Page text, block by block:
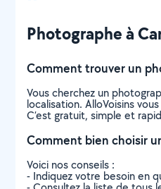
Photographe à
Comment trouver un
Vous cherchez un
localisation. AlloVoisins
C’est gratuit, simple et
Comment bien choisir
Voici nos conseils :
- Indiquez votre besoin en